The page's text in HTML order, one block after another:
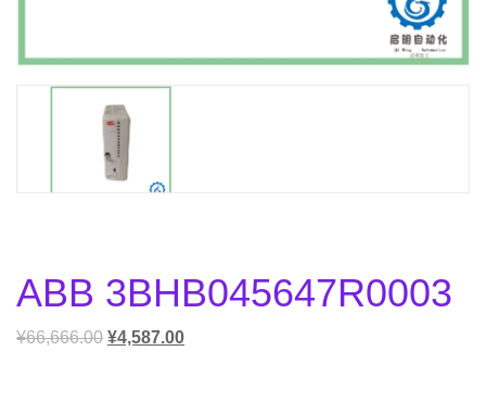
ABB 3BHB045647R0003
¥66,666.00 ¥4,587.00